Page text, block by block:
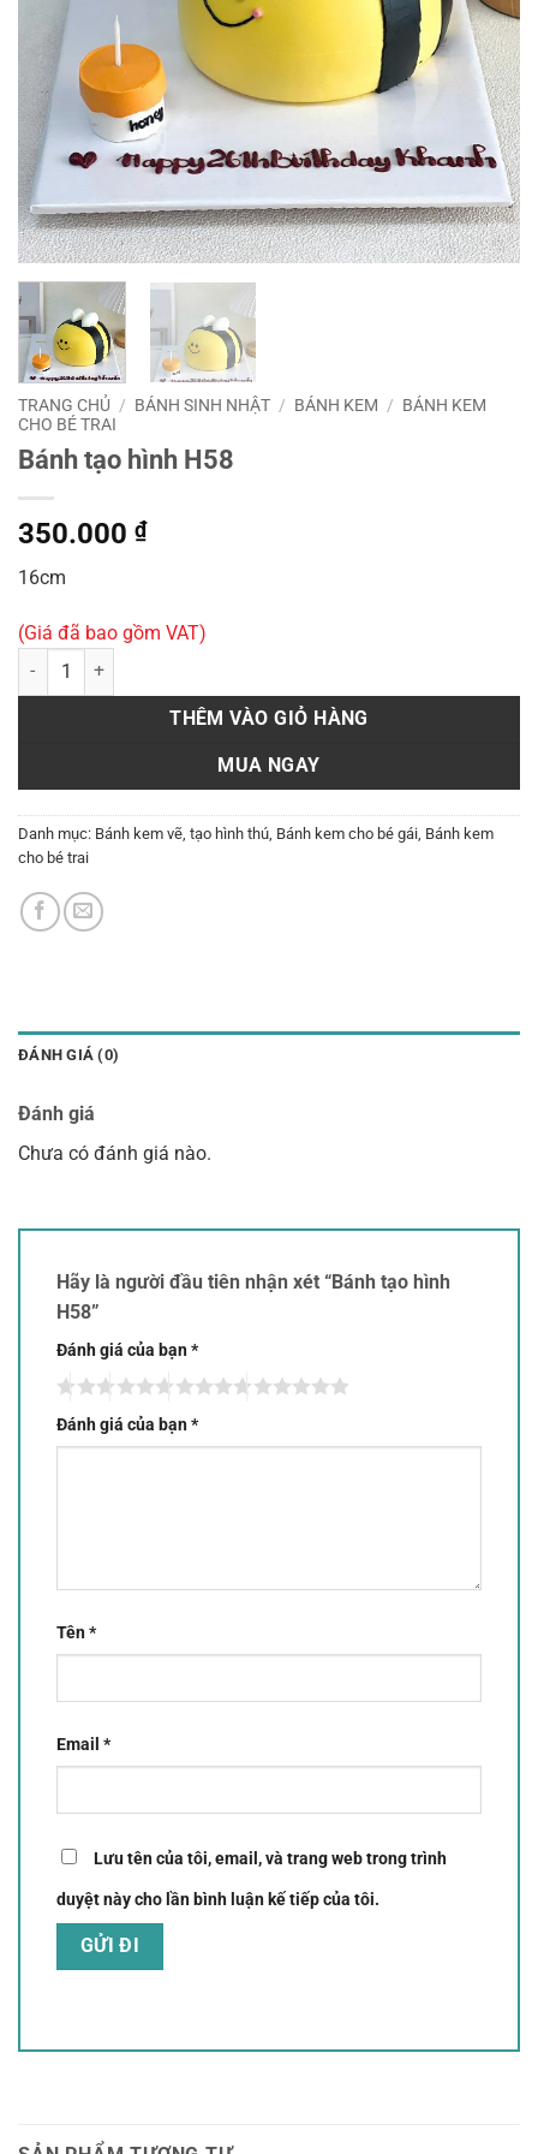
TRANG CHỦ / BÁNH SINH NHẬT / BÁNH KEM / BÁNH KEM
CHO BÉ TRAI
Bánh tạo hình H58
350.000 ₫
16cm
(Giá đã bao gồm VAT)
Bánh tạo hình H58 số lượng
THÊM VÀO GIỎ HÀNG
MUA NGAY
Danh mục: Bánh kem vẽ, tạo hình thú Bánh kem cho bé gái Bánh kem
cho bé trai
ĐÁNH GIÁ (0)
Đánh giá
Chưa có đánh giá nào.
Hãy là người đầu tiên nhận xét “Bánh tạo hình
H58”
Đánh giá của bạn*
Đánh giá của bạn*
Tên*
Email *
Lưu tên của tôi, email, và trang web trong trình
duyệt này cho lần bình luận kế tiếp của tôi.